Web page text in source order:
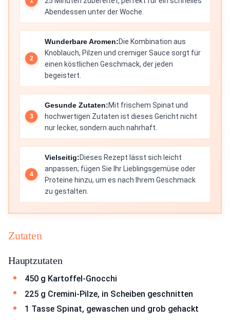
Abendessen unter der Woche.
Wunderbare Aromen:Die Kombination aus
Knoblauch, Pilzen und cremiger Sauce sorgt für
einen köstlichen Geschmack, der jeden
begeistert.
Gesunde Zutaten:Mit frischem Spinat und
hochwertigen Zutaten ist dieses Gericht nicht
nur lecker, sondern auch nahrhaft.
Vielseitig:Dieses Rezept lässt sich leicht
anpassen; fügen Sie Ihr Lieblingsgemüse oder
Proteine hinzu, um es nach Ihrem Geschmack
zu gestalten.
Zutaten
Hauptzutaten
450 g Kartoffel-Gnocchi
225 g Cremini-Pilze, in Scheiben geschnitten
1 Tasse Spinat, gewaschen und grob gehackt